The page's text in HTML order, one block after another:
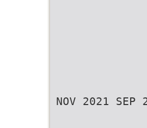
NOV 2021 SEP